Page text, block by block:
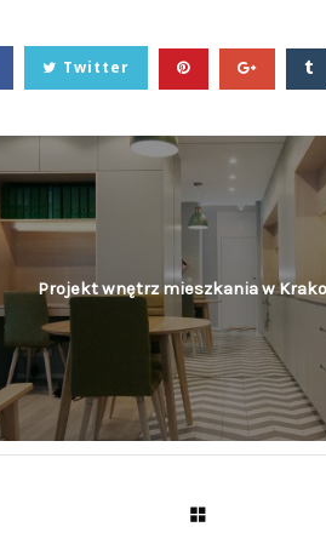
Twitter
Projekt wnętrz mieszkania w